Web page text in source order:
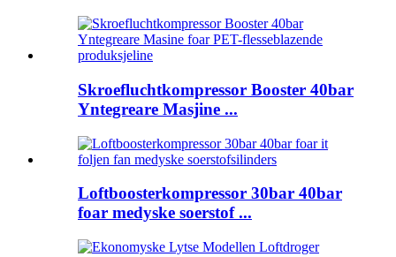
Skroefluchtkompressor Booster 40bar
Yntegreare Masjine ...
Loftboosterkompressor 30bar 40bar
foar medyske soerstof ...